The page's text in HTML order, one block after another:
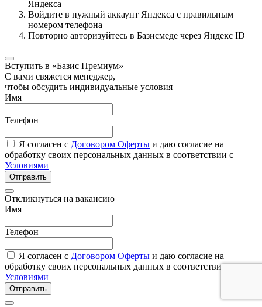
Яндекса
Войдите в нужный аккаунт Яндекса с правильным
номером телефона
Повторно авторизуйтесь в Базисмеде через Яндекс ID
Вступить в «Базис Премиум»
С вами свяжется менеджер,
чтобы обсудить индивидуальные условия
Имя
Телефон
Я согласен с Договором Оферты и даю согласие на
обработку своих персональных данных в соответствии с
Условиями
Отправить
Откликнуться на вакансию
Имя
Телефон
Я согласен с Договором Оферты и даю согласие на
обработку своих персональных данных в соответствии с
Условиями
Отправить